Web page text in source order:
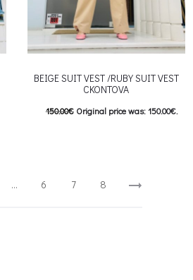
BEIGE SUIT VEST /RUBY SUIT VEST
CKONTOVA
150.00€ Original price was: 150.00€.
… 6 7 8